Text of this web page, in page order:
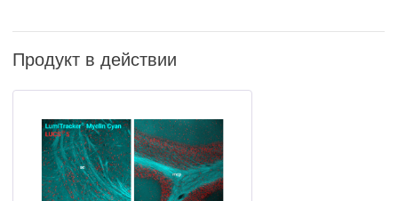
Продукт в действии